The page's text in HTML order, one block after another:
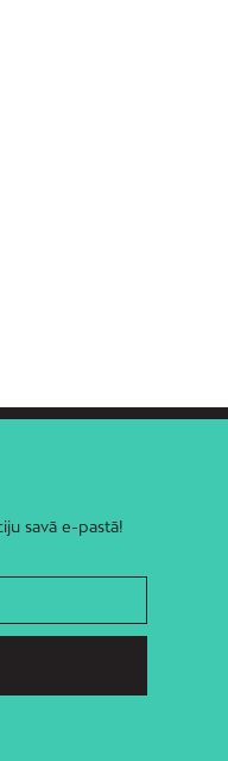
savā e-pastā!